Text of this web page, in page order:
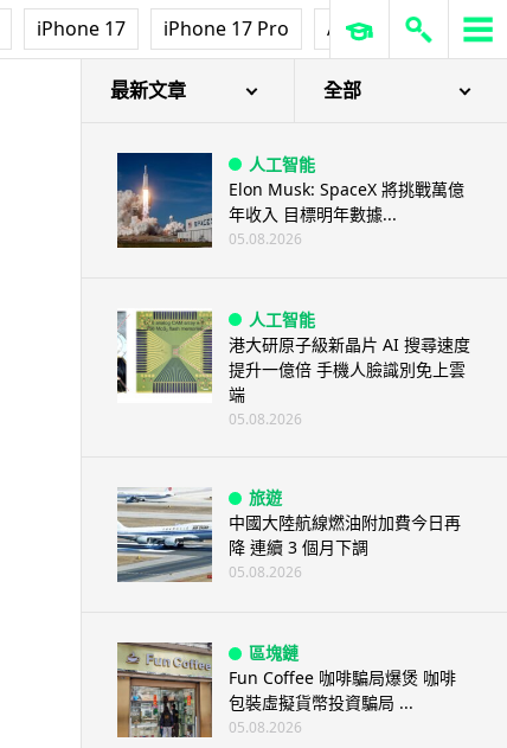
iPhone 17 iPhone 17 Pro AirPods Pro 3
最新文章 全部
人工智能
Elon Musk: SpaceX 將挑戰萬億
年收入 目標明年數據...
05.08.2026
人工智能
港大研原子級新晶片 AI 搜尋速度
提升一億倍 手機人臉識別免上雲
端
05.08.2026
旅遊
中國大陸航線燃油附加費今日再
降 連續 3 個月下調
05.08.2026
區塊鏈
Fun Coffee 咖啡騙局爆煲 咖啡
包裝虛擬貨幣投資騙局 ...
05.08.2026